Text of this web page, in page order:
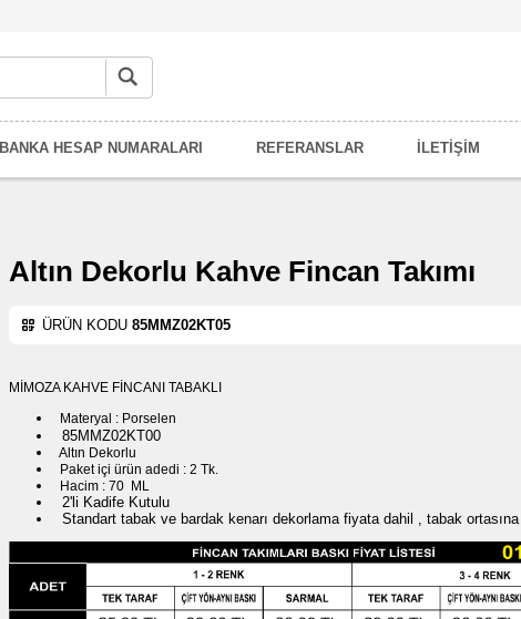
BANKA HESAP NUMARALARI REFERANSLAR İLETİŞİM
Altın Dekorlu Kahve Fincan Takımı
ÜRÜN KODU 85MMZ02KT05
MİMOZA KAHVE FİNCANI TABAKLI
Materyal : Porselen
85MMZ02KT00
Altın Dekorlu
Paket içi ürün adedi : 2 Tk.
Hacim : 70 ML
2'li Kadife Kutulu
Standart tabak ve bardak kenarı dekorlama fiyata dahil , tabak ortasına